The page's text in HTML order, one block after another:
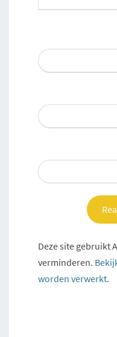
Deze site gebruikt
verminderen.
worden verwerkt.